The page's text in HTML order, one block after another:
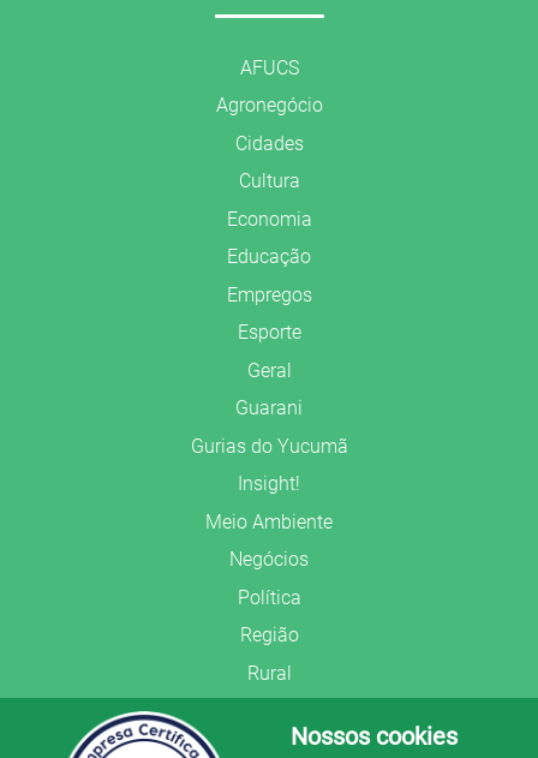
AFUCS
Agronegócio
Cidades
Cultura
Economia
Educação
Empregos
Esporte
Geral
Guarani
Gurias do Yucumã
Insight!
Meio Ambiente
Negócios
Política
Região
Rural
Segurança PúblicaNossos cookies